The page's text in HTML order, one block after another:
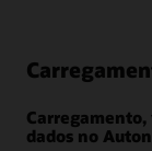
dados no